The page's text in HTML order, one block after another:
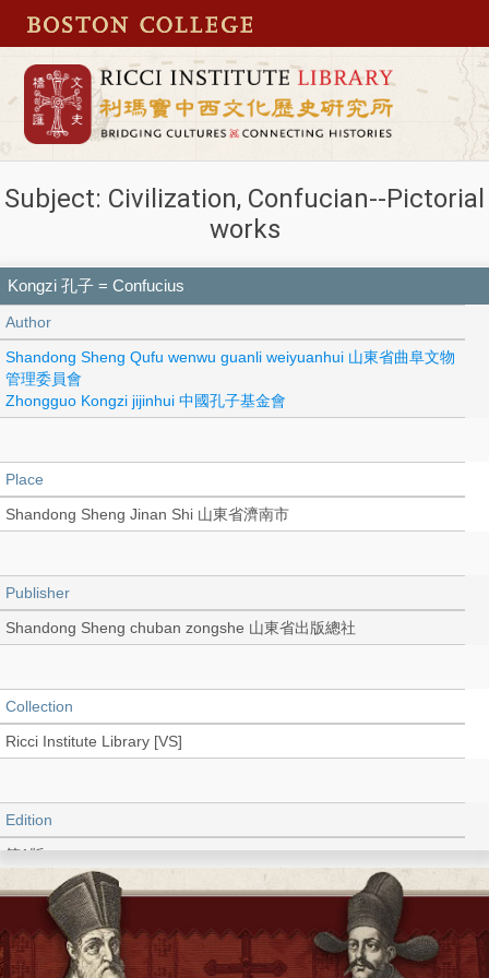
Subject: Civilization, Confucian--Pictorial
works
Kongzi 孔子 = Confucius
Author
Shandong Sheng Qufu wenwu guanli weiyuanhui 山東省曲阜文物
管理委員會
Zhongguo Kongzi jijinhui 中國孔子基金會
Place
Shandong Sheng Jinan Shi 山東省濟南市
Publisher
Shandong Sheng chuban zongshe 山東省出版總社
Collection
Ricci Institute Library [VS]
Edition
第1版
Language
Chinese-English